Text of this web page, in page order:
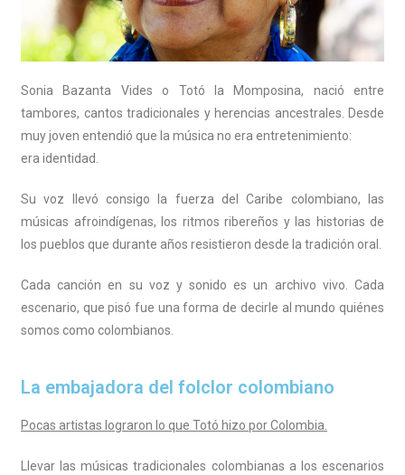
Sonia Bazanta Vides o Totó la Momposina, nació entre
tambores, cantos tradicionales y herencias ancestrales. Desde
muy joven entendió que la música no era entretenimiento:
era identidad.
Su voz llevó consigo la fuerza del Caribe colombiano, las
músicas afroindígenas, los ritmos ribereños y las historias de
los pueblos que durante años resistieron desde la tradición oral.
Cada canción en su voz y sonido es un archivo vivo. Cada
escenario, que pisó fue una forma de decirle al mundo quiénes
somos como colombianos.
La embajadora del folclor colombiano
Pocas artistas lograron lo que Totó hizo por Colombia.
Llevar las músicas tradicionales colombianas a los escenarios